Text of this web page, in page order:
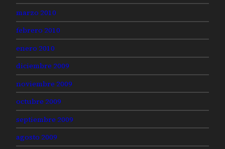
marzo 2010
febrero 2010
enero 2010
diciembre 2009
noviembre 2009
octubre 2009
septiembre 2009
agosto 2009